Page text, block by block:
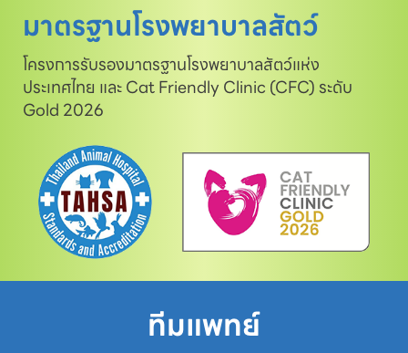
มาตรฐานโรงพยาบาลสัตว์
โครงการรับรองมาตรฐานโรงพยาบาลสัตว์แห่ง
ประเทศไทย และ Cat Friendly Clinic (CFC) ระดับ
Gold 2026
ทีมแพทย์